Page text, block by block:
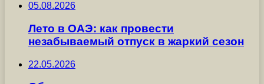
05.08.2026
Лето в ОАЭ: как провести
незабываемый отпуск в жаркий сезон
22.05.2026